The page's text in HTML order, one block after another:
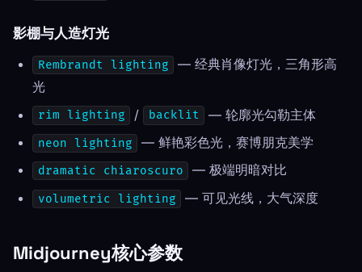
影棚与人造灯光
Rembrandt lighting
— 经典肖像灯光，三角形高
光
rim lighting / backlit — 轮廓光勾勒主体
neon lighting — 鲜艳彩色光，赛博朋克美学
dramatic chiaroscuro — 极端明暗对比
volumetric lighting — 可见光线，大气深度
Midjourney核心参数